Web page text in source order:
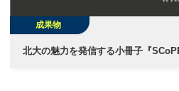
成果物
北大の魅力を発信する小冊子『